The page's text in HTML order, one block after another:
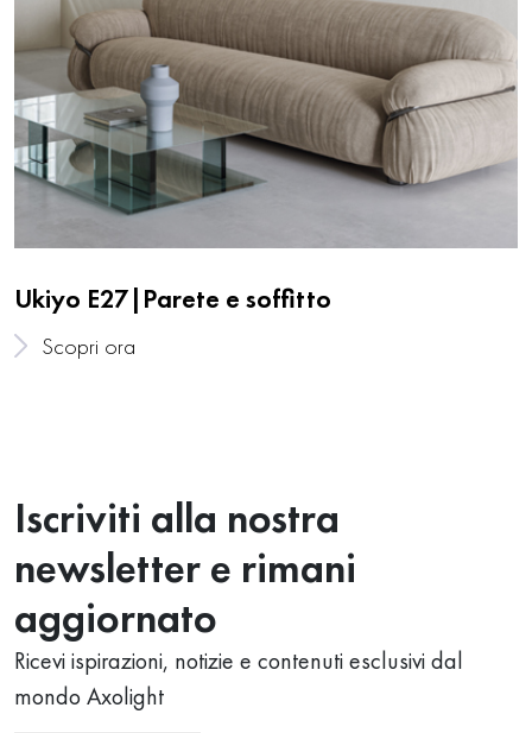
Ukiyo E27|Parete e soffitto
Scopri ora
Iscriviti alla nostra
newsletter e rimani
aggiornato
Ricevi ispirazioni, notizie e contenuti esclusivi dal
mondo Axolight